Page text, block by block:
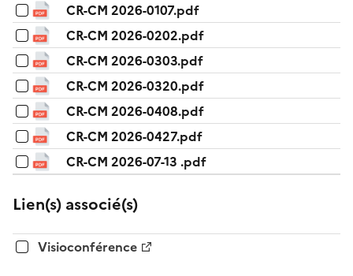
CR-CM 2026-0107.pdf
CR-CM 2026-0202.pdf
CR-CM 2026-0303.pdf
CR-CM 2026-0320.pdf
CR-CM 2026-0408.pdf
CR-CM 2026-0427.pdf
CR-CM 2026-07-13 .pdf
Lien(s) associé(s)
Visioconférence